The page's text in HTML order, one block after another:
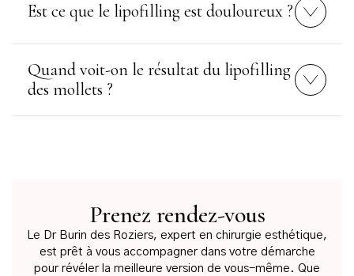
Est ce que le lipofilling est douloureux ?
Quand voit-on le résultat du lipofilling
des mollets ?
Prenez rendez-vous
Le Dr Burin des Roziers, expert en chirurgie esthétique,
est prêt à vous accompagner dans votre démarche
pour révéler la meilleure version de vous-même. Que